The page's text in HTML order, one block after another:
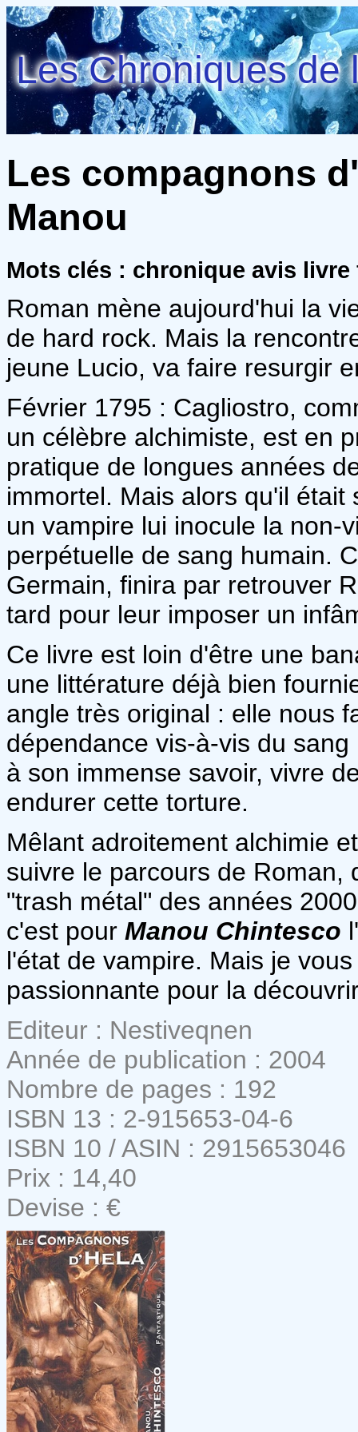
Les Chroniques de
Les compagnons
Manou
Mots clés : chronique avis
Roman mène aujourd'hui la
de hard rock. Mais la
jeune Lucio, va faire resurgir
Février 1795 : Cagliostro,
un célèbre alchimiste, est en
pratique de longues années
immortel. Mais alors qu'il
un vampire lui inocule la non-
perpétuelle de sang humain.
Germain, finira par retrouver
tard pour leur imposer un
Ce livre est loin d'être une
une littérature déjà bien
angle très original : elle nous
dépendance vis-à-vis du
à son immense savoir, vivre
endurer cette torture.
Mêlant adroitement alchimie
suivre le parcours de Roman,
"trash métal" des années
c'est pour Manou Chintesco
l'état de vampire. Mais je
passionnante pour la
Editeur : Nestiveqnen
Année de publication : 2004
Nombre de pages : 192
ISBN 13 : 2-915653-04-6
ISBN 10 / ASIN : 2915653046
Prix : 14,40
Devise : €